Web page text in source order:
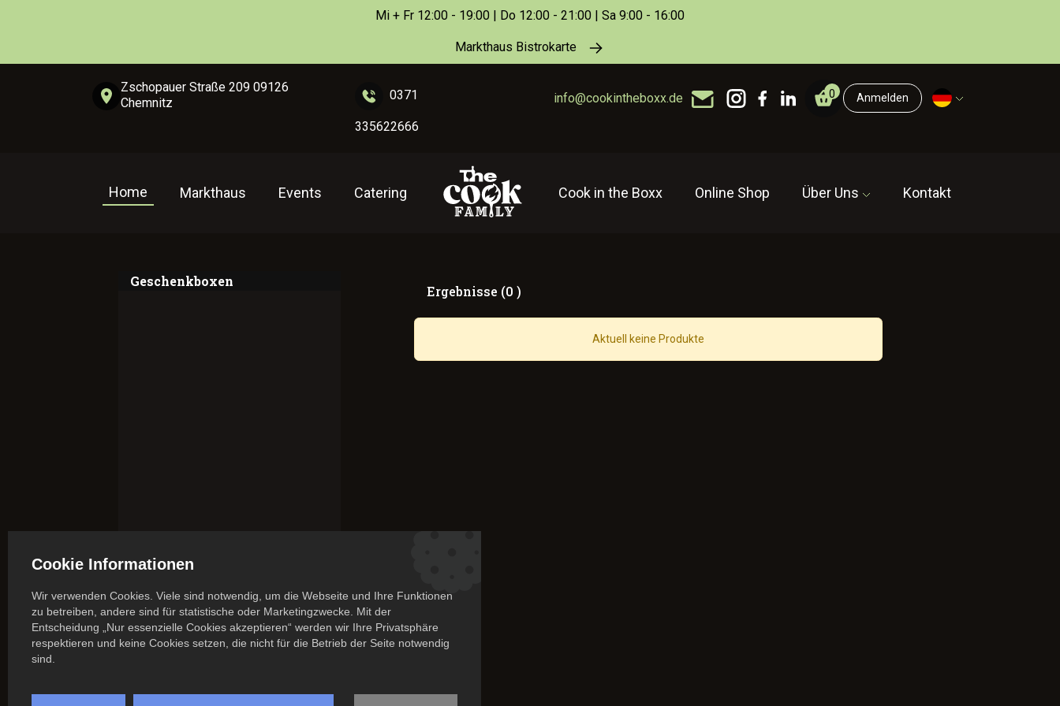
Mi + Fr 12:00 - 19:00 | Do 12:00 - 21:00 | Sa 9:00 - 16:00
Markthaus Bistrokarte
Zschopauer Straße 209 09126
Chemnitz
0371
335622666
info@cookintheboxx.de 0 Anmelden
Home Markthaus Events Catering Cook in the Boxx Online Shop Über Uns Kontakt
Geschenkboxen
Ergebnisse (0 )
Aktuell keine Produkte
Cookie Informationen
Wir verwenden Cookies. Viele sind notwendig, um die Webseite und Ihre Funktionen
zu betreiben, andere sind für statistische oder Marketingzwecke. Mit der
Entscheidung „Nur essenzielle Cookies akzeptieren“ werden wir Ihre Privatsphäre
respektieren und keine Cookies setzen, die nicht für die Betrieb der Seite notwendig
sind.